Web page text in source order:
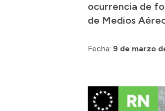
ocurrencia de
de Medios
Fecha: 9 de marzo